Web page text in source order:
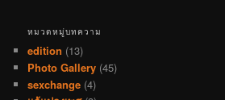
หมวดหมู่บทความ
edition (13)
Photo Gallery (45)
sexchange (4)